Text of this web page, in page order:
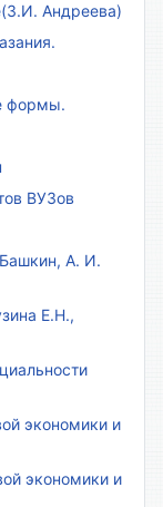
Андреева)
формы.
ВУЗов
А. И.
Е.Н.,
экономики и
экономики и